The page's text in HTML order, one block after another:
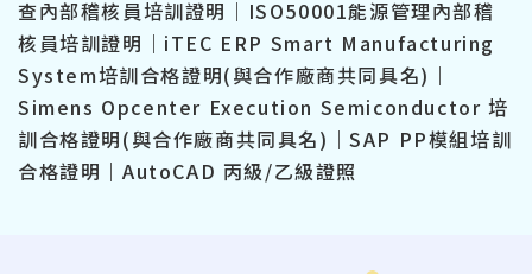
查內部稽核員培訓證明｜ISO50001能源管理內部稽
核員培訓證明｜iTEC ERP Smart Manufacturing
System培訓合格證明(與合作廠商共同具名)｜
Simens Opcenter Execution Semiconductor 培
訓合格證明(與合作廠商共同具名)｜SAP PP模組培訓
合格證明｜AutoCAD 丙級/乙級證照